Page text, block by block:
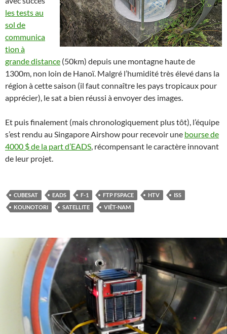
les tests au
sol de
communica
tion à
grande distance (50km) depuis une montagne haute de
1300m, non loin de Hanoï. Malgré l’humidité très élevé dans la
région à cette saison (il faut connaître les pays tropicaux pour
apprécier), le sat a bien réussi à envoyer des images.
Et puis finalement (mais chronologiquement plus tôt), l’équipe
s’est rendu au Singapore Airshow pour recevoir une bourse de
4000 $ de la part d’EADS, récompensant le caractère innovant
de leur projet.
CUBESAT EADS F-1 FTP FSPACE HTV
ISS
KOUNOTORI
SATELLITE VIÊT-NAM